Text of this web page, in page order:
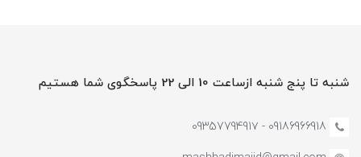
شنبه تا پنج شنبه ازساعت 10 الی 22 پاسخگوی شما هستیم
09186966918 - 0935779491۷